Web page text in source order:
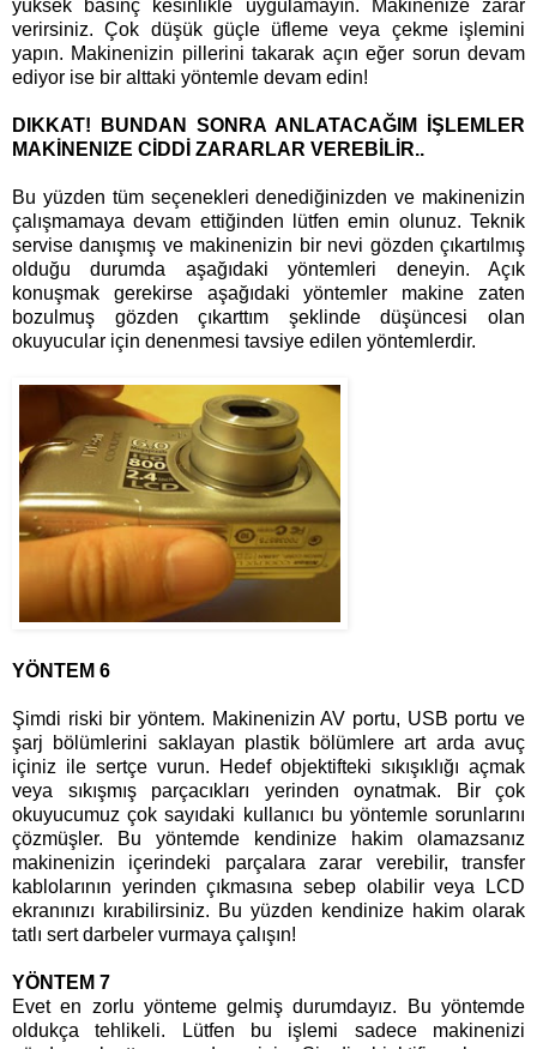
yüksek basınç kesinlikle uygulamayın. Makinenize zarar
verirsiniz. Çok düşük güçle üfleme veya çekme işlemini
yapın. Makinenizin pillerini takarak açın eğer sorun devam
ediyor ise bir alttaki yöntemle devam edin!
DIKKAT! BUNDAN SONRA ANLATACAĞIM İŞLEMLER
MAKİNENIZE CİDDİ ZARARLAR VEREBİLİR..
Bu yüzden tüm seçenekleri denediğinizden ve makinenizin
çalışmamaya devam ettiğinden lütfen emin olunuz. Teknik
servise danışmış ve makinenizin bir nevi gözden çıkartılmış
olduğu durumda aşağıdaki yöntemleri deneyin. Açık
konuşmak gerekirse aşağıdaki yöntemler makine zaten
bozulmuş gözden çıkarttım şeklinde düşüncesi olan
okuyucular için denenmesi tavsiye edilen yöntemlerdir.
YÖNTEM 6
Şimdi riski bir yöntem. Makinenizin AV portu, USB portu ve
şarj bölümlerini saklayan plastik bölümlere art arda avuç
içiniz ile sertçe vurun. Hedef objektifteki sıkışıklığı açmak
veya sıkışmış parçacıkları yerinden oynatmak. Bir çok
okuyucumuz çok sayıdaki kullanıcı bu yöntemle sorunlarını
çözmüşler. Bu yöntemde kendinize hakim olamazsanız
makinenizin içerindeki parçalara zarar verebilir, transfer
kablolarının yerinden çıkmasına sebep olabilir veya LCD
ekranınızı kırabilirsiniz. Bu yüzden kendinize hakim olarak
tatlı sert darbeler vurmaya çalışın!
YÖNTEM 7
Evet en zorlu yönteme gelmiş durumdayız. Bu yöntemde
oldukça tehlikeli. Lütfen bu işlemi sadece makinenizi